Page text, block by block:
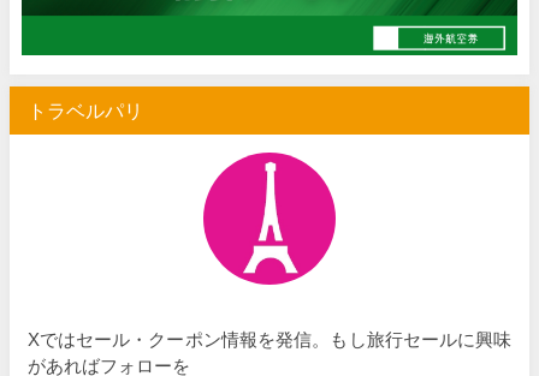
トラベルパリ
Xではセール・クーポン情報を発信。もし旅行セールに興味
があればフォローを